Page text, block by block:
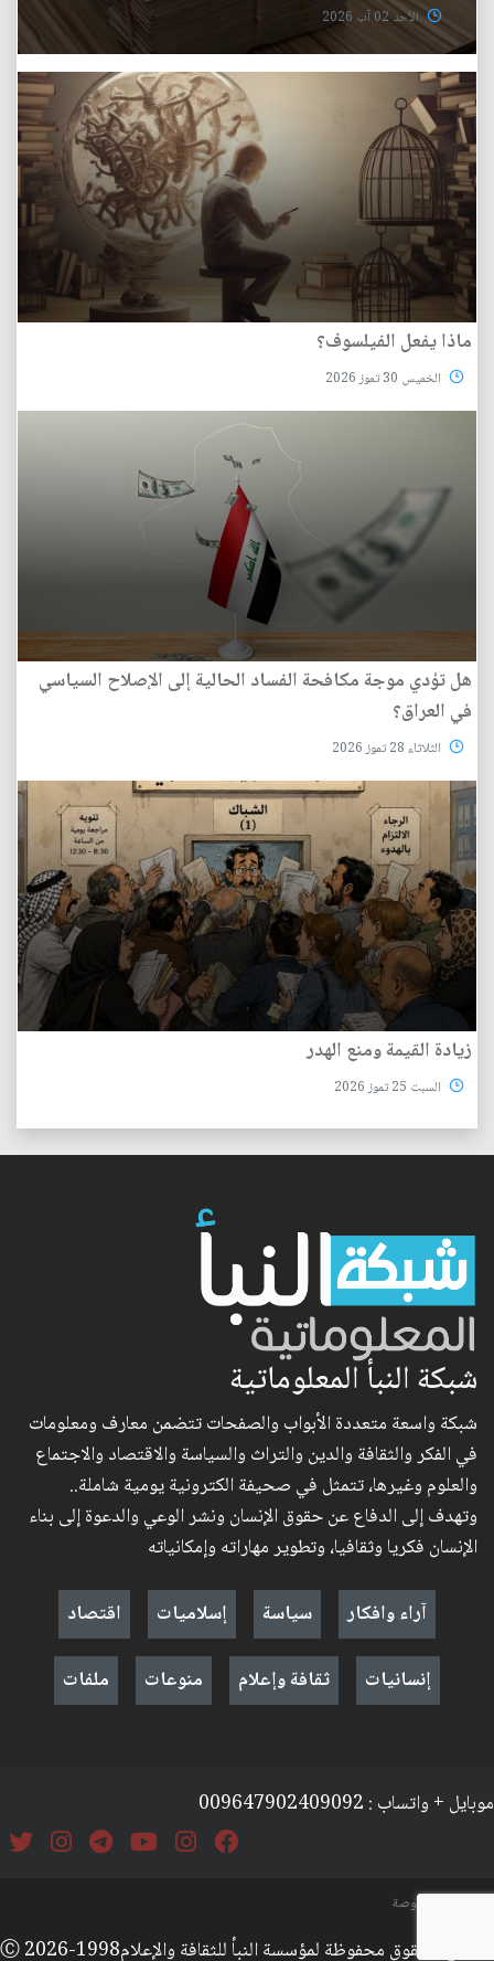
الأحد 02 آب 2026
ماذا يفعل الفيلسوف؟
الخميس 30 تموز 2026
هل تؤدي موجة مكافحة الفساد الحالية إلى الإصلاح السياسي
في العراق؟
الثلاثاء 28 تموز 2026
زيادة القيمة ومنع الهدر
السبت 25 تموز 2026
شبكة النبأ المعلوماتية
شبكة واسعة متعددة الأبواب والصفحات تتضمن معارف ومعلومات
في الفكر والثقافة والدين والتراث والسياسة والاقتصاد والاجتماع
والعلوم وغيرها، تتمثل في صحيفة الكترونية يومية شاملة..
وتهدف إلى الدفاع عن حقوق الإنسان ونشر الوعي والدعوة إلى بناء
الإنسان فكريا وثقافيا، وتطوير مهاراته وإمكانياته
آراء وافكار
سياسة إسلاميات
اقتصاد
إنسانيات
ثقافة وإعلام منوعات ملفات
موبايل + واتساب : 009647902409092
السياسة والخصوصة
جميع الحقوق محفوظة لمؤسسة النبأ للثقافة والإعلامⒸ 2026-1998